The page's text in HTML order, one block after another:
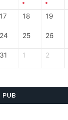
17 18 19
24 25 26
31 1 2
PUB